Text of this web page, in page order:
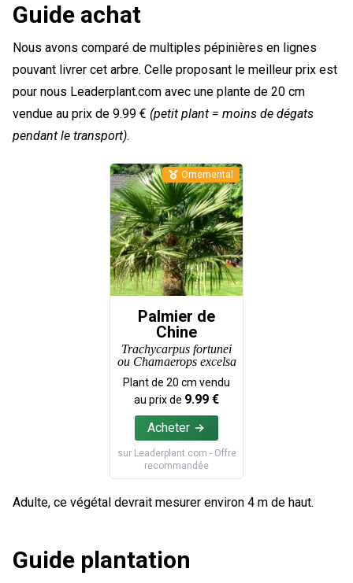
Guide achat
Nous avons comparé de multiples pépinières en lignes
pouvant livrer cet arbre. Celle proposant le meilleur prix est
pour nous Leaderplant.com avec une plante de 20 cm
vendue au prix de 9.99 € (petit plant = moins de dégats
pendant le transport).
Palmier de
Chine
Trachycarpus fortunei
ou Chamaerops excelsa
Plant de 20 cm vendu
au prix de 9.99 €
Acheter
sur Leaderplant.com - Offre
recommandée
Ornemental
Adulte, ce végétal devrait mesurer environ 4 m de haut.
Guide plantation